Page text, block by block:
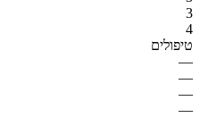
3
4
טיפולים
—
—
—
—